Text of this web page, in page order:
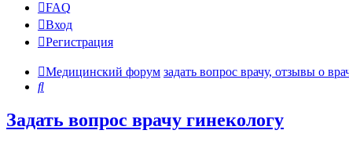
FAQ
Вход
Регистрация
Медицинский форум задать вопрос врачу, отзывы о
Поиск
Задать вопрос врачу гинекологу